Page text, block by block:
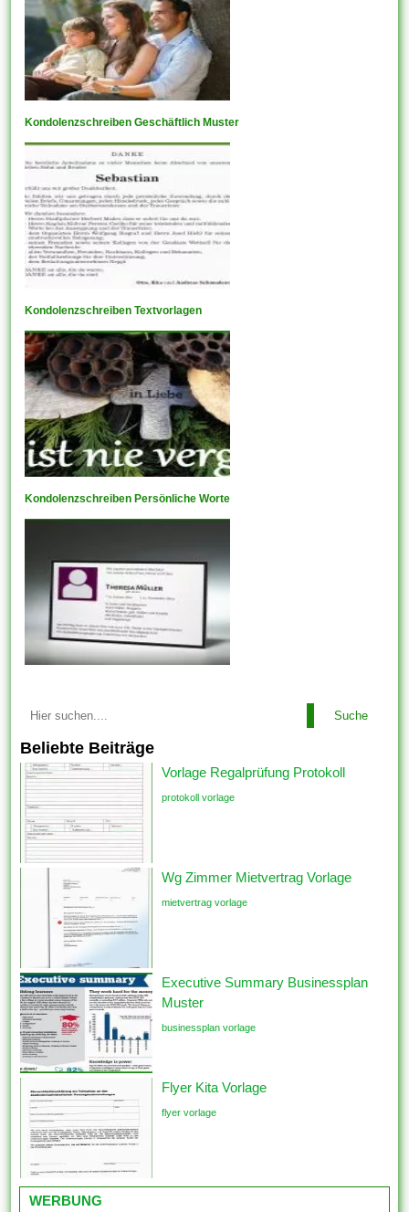
Kondolenzschreiben Geschäftlich Muster
Kondolenzschreiben Textvorlagen
Kondolenzschreiben Persönliche Worte
Suche
Beliebte Beiträge
Vorlage Regalprüfung Protokoll
protokoll vorlage
Wg Zimmer Mietvertrag Vorlage
mietvertrag vorlage
Executive Summary Businessplan
Muster
businessplan vorlage
Flyer Kita Vorlage
flyer vorlage
WERBUNG